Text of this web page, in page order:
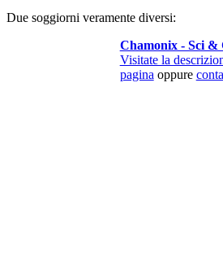
Due soggiorni veramente diversi:
Chamonix - Sci &
Visitate la
pagina oppure